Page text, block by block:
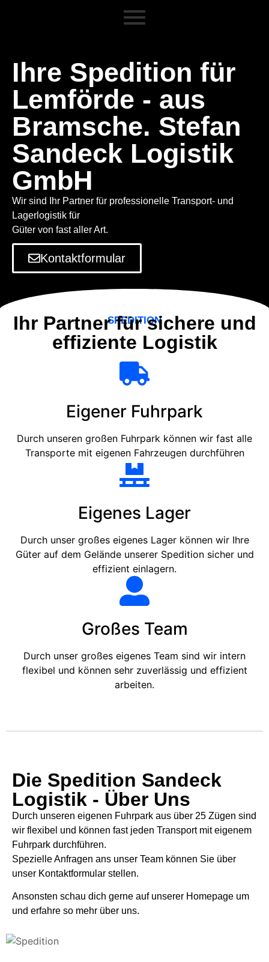
Ihre Spedition für
Lemförde - aus
Bramsche. Stefan
Sandeck Logistik
GmbH
Wir sind Ihr Partner für professionelle Transport- und
Lagerlogistik für
Güter von fast aller Art.
Kontaktformular
SPEDITION
Ihr Partner für sichere und
effiziente Logistik
Eigener Fuhrpark
Durch unseren großen Fuhrpark können wir fast alle
Transporte mit eigenen Fahrzeugen durchführen
Eigenes Lager
Durch unser großes eigenes Lager können wir Ihre
Güter auf dem Gelände unserer Spedition sicher und
effizient einlagern.
Großes Team
Durch unser großes eigenes Team sind wir intern
flexibel und können sehr zuverlässig und effizient
arbeiten.
Die Spedition Sandeck
Logistik - Über Uns
Durch unseren eigenen Fuhrpark aus über 25 Zügen sind
wir flexibel und können fast jeden Transport mit eigenem
Fuhrpark durchführen.
Spezielle Anfragen ans unser Team können Sie über
unser Kontaktformular stellen.
Ansonsten schau dich gerne auf unserer Homepage um
und erfahre so mehr über uns.